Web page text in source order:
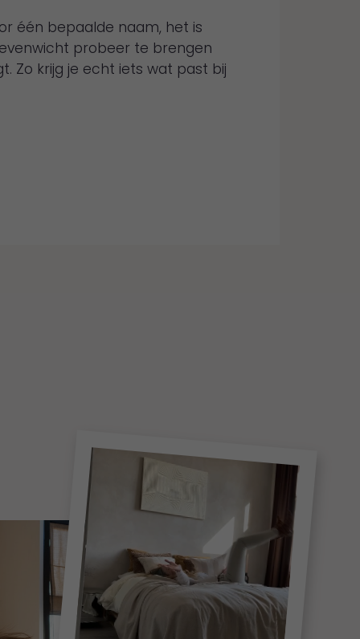
één bepaalde naam, het is
probeer te brengen
Zo krijg je echt iets wat past bij